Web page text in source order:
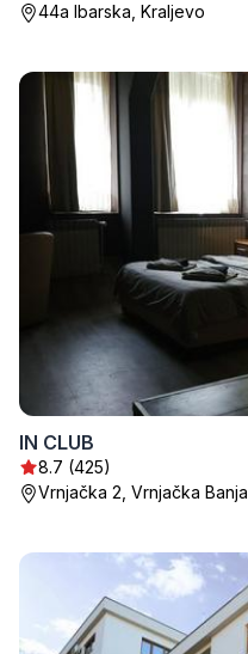
44a Ibarska, Kraljevo
IN CLUB
8.7 (425)
Vrnjačka 2, Vrnjačka Banja